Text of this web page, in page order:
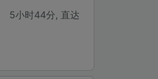
5小时44分, 直达